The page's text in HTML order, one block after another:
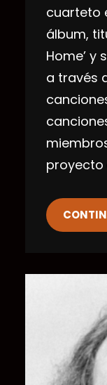
cuarteto
álbum,
Home’ y
a través
proyecto